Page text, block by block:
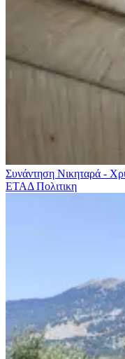
Συνάντηση Νικηταρά -
ΕΤΑΔΠολιτικη